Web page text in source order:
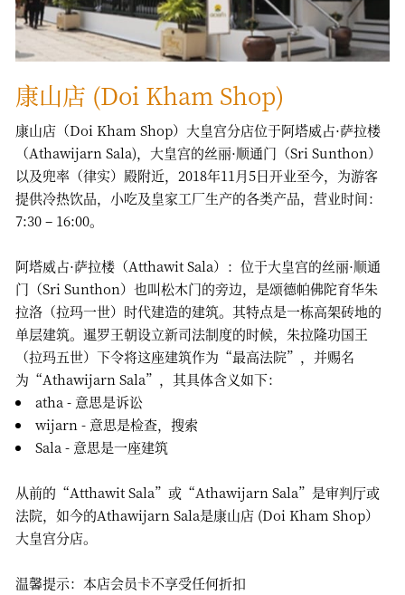
康山店 (Doi Kham Shop)
康山店（Doi Kham Shop）大皇宫分店位于阿塔威占·萨拉楼
（Athawijarn Sala)，大皇宫的丝丽·顺通门（Sri Sunthon）
以及兜率（律实）殿附近，2018年11月5日开业至今，为游客
提供冷热饮品，小吃及皇家工厂生产的各类产品，营业时间：
7:30 – 16:00。
阿塔威占·萨拉楼（Atthawit Sala）：位于大皇宫的丝丽·顺通
门（Sri Sunthon）也叫松木门的旁边，是颂德帕佛陀育华朱
拉洛（拉玛一世）时代建造的建筑。其特点是一栋高架砖地的
单层建筑。暹罗王朝设立新司法制度的时候，朱拉隆功国王
（拉玛五世）下令将这座建筑作为“最高法院”，并赐名
为“Athawijarn Sala”，其具体含义如下：
atha - 意思是诉讼
wijarn - 意思是检查，搜索
Sala - 意思是一座建筑
从前的“Atthawit Sala”或“Athawijarn Sala”是审判厅或
法院，如今的Athawijarn Sala是康山店 (Doi Kham Shop）
大皇宫分店。
温馨提示：本店会员卡不享受任何折扣